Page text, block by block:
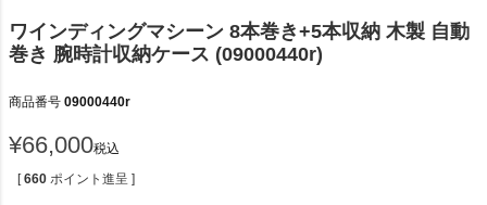
ワインディングマシーン 8本巻き+5本収納 木製 自動
巻き 腕時計収納ケース (09000440r)
商品番号 09000440r
¥66,000税込
[ 660 ポイント進呈 ]